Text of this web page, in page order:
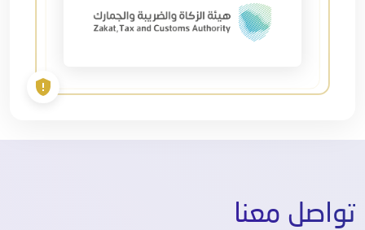
تواصل معنا